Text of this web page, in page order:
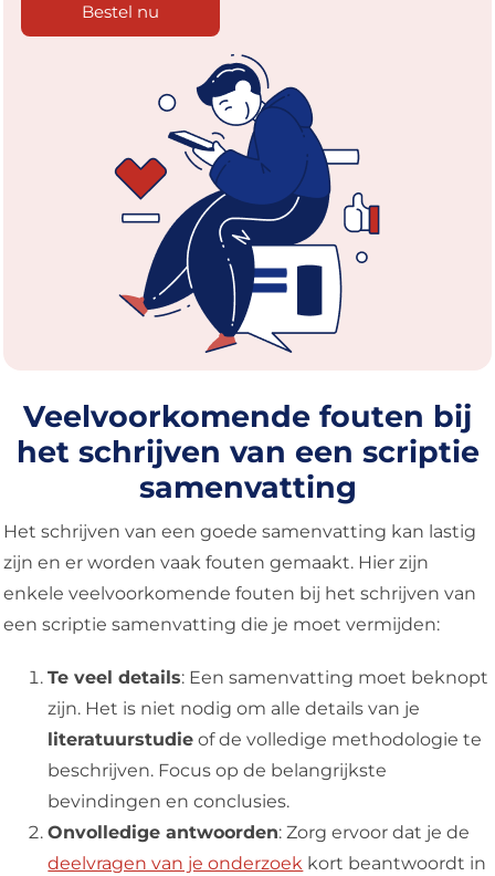
Bestel nu
Veelvoorkomende fouten bij
het schrijven van een scriptie
samenvatting
Het schrijven van een goede samenvatting kan lastig
zijn en er worden vaak fouten gemaakt. Hier zijn
enkele veelvoorkomende fouten bij het schrijven van
een scriptie samenvatting die je moet vermijden:
Te veel details: Een samenvatting moet beknopt
zijn. Het is niet nodig om alle details van je
literatuurstudie of de volledige methodologie te
beschrijven. Focus op de belangrijkste
bevindingen en conclusies.
Onvolledige antwoorden: Zorg ervoor dat je de
deelvragen van je onderzoek kort beantwoordt in